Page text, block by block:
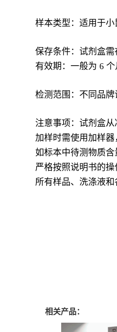
样本类型：适用于
保存条件：试剂盒需
有效期：一般为 6 个
检测范围：不同品
注意事项：试剂盒
加样时需使用加样
如标本中待测物质
严格按照说明书的
所有样品、洗涤液
相关产品：